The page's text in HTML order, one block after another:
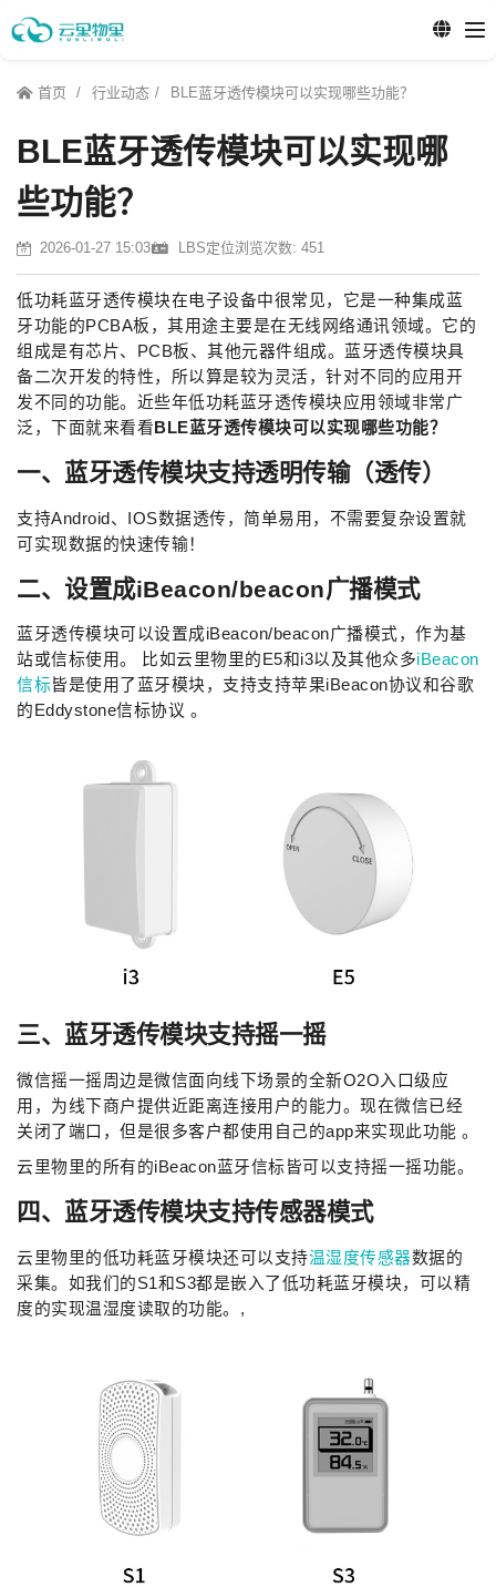
首页 行业动态 BLE蓝牙透传模块可以实现哪些功能？
BLE蓝牙透传模块可以实现哪
些功能？
2026-01-27 15:03 LBS定位浏览次数: 451
低功耗蓝牙透传模块在电子设备中很常见，它是一种集成蓝
牙功能的PCBA板，其用途主要是在无线网络通讯领域。它的
组成是有芯片、PCB板、其他元器件组成。蓝牙透传模块具
备二次开发的特性，所以算是较为灵活，针对不同的应用开
发不同的功能。近些年低功耗蓝牙透传模块应用领域非常广
泛，下面就来看看 BLE蓝牙透传模块可以实现哪些功能？
一、蓝牙透传模块支持透明传输（透传）
支持Android、IOS数据透传，简单易用，不需要复杂设置就
可实现数据的快速传输！
二、设置成iBeacon/beacon广播模式
蓝牙透传模块可以设置成iBeacon/beacon广播模式，作为基
站或信标使用。 比如云里物里的E5和i3以及其他众多iBeacon
信标皆是使用了蓝牙模块，支持支持苹果iBeacon协议和谷歌
的Eddystone信标协议 。
三、蓝牙透传模块支持摇一摇
微信摇一摇周边是微信面向线下场景的全新O2O入口级应
用，为线下商户提供近距离连接用户的能力。现在微信已经
关闭了端口，但是很多客户都使用自己的app来实现此功能 。
云里物里的所有的iBeacon蓝牙信标皆可以支持摇一摇功能。
四、蓝牙透传模块支持传感器模式
云里物里的低功耗蓝牙模块还可以支持温湿度传感器数据的
采集。如我们的S1和S3都是嵌入了低功耗蓝牙模块，可以精
度的实现温湿度读取的功能。,